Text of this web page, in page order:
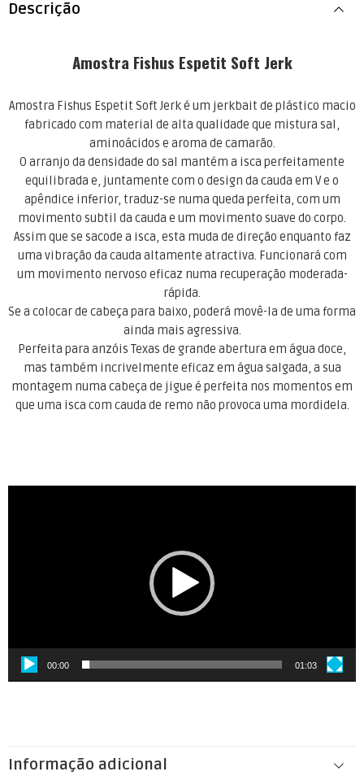
Descrição
Amostra Fishus Espetit Soft Jerk
Amostra Fishus Espetit Soft Jerk é um jerkbait de plástico macio
fabricado com material de alta qualidade que mistura sal,
aminoácidos e aroma de camarão.
O arranjo da densidade do sal mantém a isca perfeitamente
equilibrada e, juntamente com o design da cauda em V e o
apêndice inferior, traduz-se numa queda perfeita, com um
movimento subtil da cauda e um movimento suave do corpo.
Assim que se sacode a isca, esta muda de direção enquanto faz
uma vibração da cauda altamente atractiva. Funcionará com
um movimento nervoso eficaz numa recuperação moderada-
rápida.
Se a colocar de cabeça para baixo, poderá movê-la de uma forma
ainda mais agressiva.
Perfeita para anzóis Texas de grande abertura em água doce,
mas também incrivelmente eficaz em água salgada, a sua
montagem numa cabeça de jigue é perfeita nos momentos em
que uma isca com cauda de remo não provoca uma mordidela.
00:00 01:03
Informação adicional